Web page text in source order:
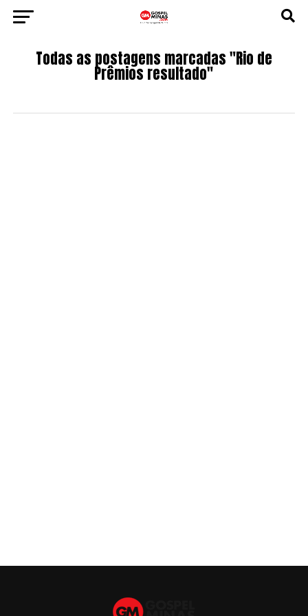
Todas as postagens marcadas "Rio de
Prêmios resultado"